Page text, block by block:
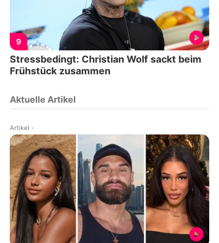
9
Stressbedingt: Christian Wolf sackt beim
Frühstück zusammen
Aktuelle Artikel
Artikel -